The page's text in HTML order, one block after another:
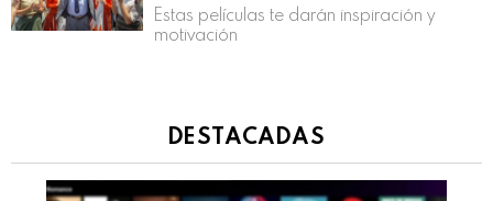
Estas películas te darán inspiración y
motivación
DESTACADAS